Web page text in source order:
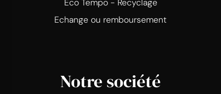
Eco Tempo - Recyclage
Echange ou remboursement
Notre société